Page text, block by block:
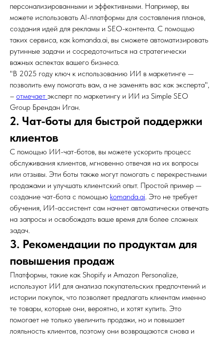
персонализированными и эффективными. Например, вы
можете использовать AI-платформы для составления планов,
создания идей для рекламы и SEO-контента. С помощью
таких сервиса, как komanda.ai, вы сможете автоматизировать
рутинные задачи и сосредоточиться на стратегически
важных аспектах вашего бизнеса.
"В 2025 году ключ к использованию ИИ в маркетинге —
позволить ему помогать вам, а не заменять вас как эксперта",
– отмечает эксперт по маркетингу и ИИ из Simple SEO
Group Брендан Иган.
2. Чат-боты для быстрой поддержки
клиентов
С помощью ИИ-чат-ботов, вы можете ускорить процесс
обслуживания клиентов, мгновенно отвечая на их вопросы
или отзывы. Эти боты также могут помогать с перекрестными
продажами и улучшать клиентский опыт. Простой пример —
создание чат-бота с помощью komanda.ai. Это не требует
обучения, ИИ-ассистент сам начнет автоматически отвечать
на запросы и освобождать ваше время для более сложных
задач.
3. Рекомендации по продуктам для
повышения продаж
Платформы, такие как Shopify и Amazon Personalize,
используют ИИ для анализа покупательских предпочтений и
истории покупок, что позволяет предлагать клиентам именно
те товары, которые они, вероятно, и хотят купить. Это
помогает не только увеличить продажи, но и повышает
лояльность клиентов, поэтому они возвращаются снова и